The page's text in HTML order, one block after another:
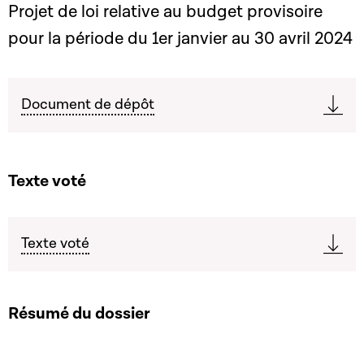
Projet de loi relative au budget provisoire
pour la période du 1er janvier au 30 avril 2024
Document de dépôt
Texte voté
Texte voté
Résumé du dossier